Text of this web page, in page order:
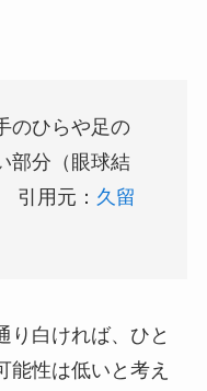
のひらや足の
部分（眼球結
引用元： 久留
り白ければ、ひと
能性は低いと考え